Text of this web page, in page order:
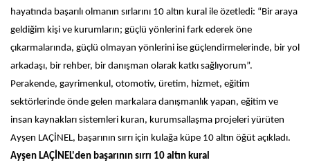
hayatında başarılı olmanın sırlarını 10 altın kural ile özetledi: “Bir araya
geldiğim kişi ve kurumların; güçlü yönlerini fark ederek öne
çıkarmalarında, güçlü olmayan yönlerini ise güçlendirmelerinde, bir yol
arkadaşı, bir rehber, bir danışman olarak katkı sağlıyorum”.
Perakende, gayrimenkul, otomotiv, üretim, hizmet, eğitim
sektörlerinde önde gelen markalara danışmanlık yapan, eğitim ve
insan kaynakları sistemleri kuran, kurumsallaşma projeleri yürüten
Ayşen LAÇİNEL, başarının sırrı için kulağa küpe 10 altın öğüt açıkladı.
Ayşen LAÇİNEL'den başarının sırrı 10 altın kural